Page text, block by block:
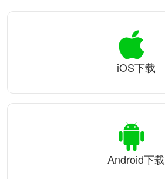
iOS下载
Android下载